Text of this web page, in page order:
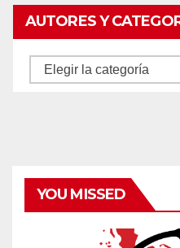
AUTORES Y
Autores
YOU MISSED